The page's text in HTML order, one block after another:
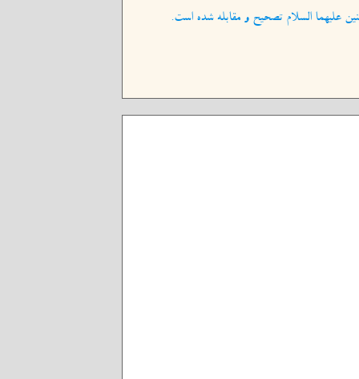
علیهما السلام تصحیح و مقابله شده است.